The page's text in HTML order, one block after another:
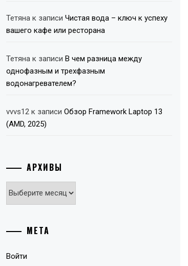
Тетяна к записиЧистая вода – ключ к успеху
вашего кафе или ресторана
Тетяна к записиВ чем разница между
однофазным и трехфазным
водонагревателем?
vvvs12 к записиОбзор Framework Laptop 13
(AMD, 2025)
АРХИВЫ
Архивы
МЕТА
Войти